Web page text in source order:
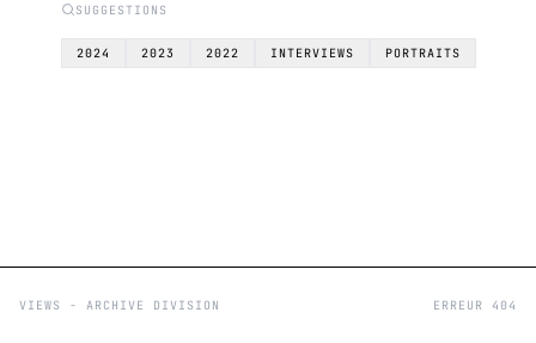
SUGGESTIONS
2024 2023 2022 INTERVIEWS PORTRAITS
VIEWS - ARCHIVE DIVISION ERREUR 404